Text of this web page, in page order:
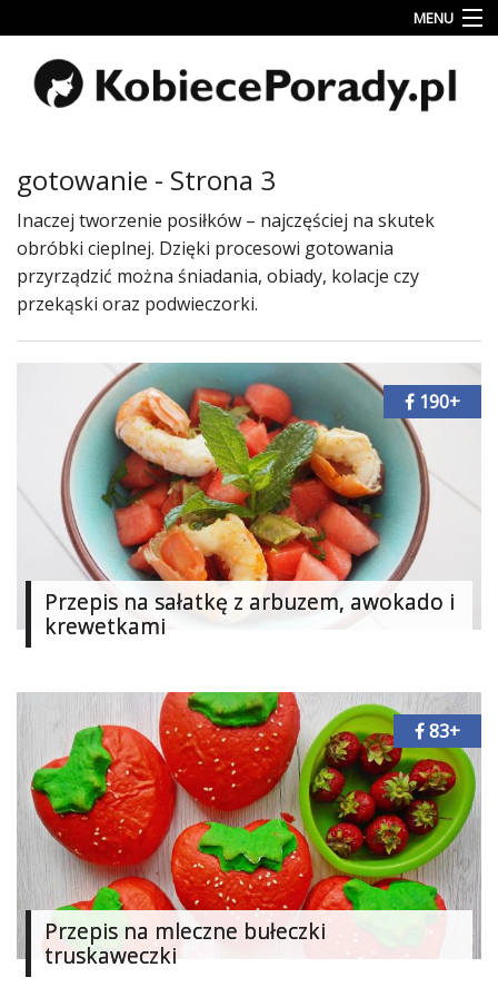
MENU
Uroda
Miłość
&
Dziecko
Przepisy
Wnętrza
Fitness
Wesele
Moda
Porady
ekspertów
Blogerek
Konkursy
Recenzje
gotowanie - Strona 3
Inaczej tworzenie posiłków – najczęściej na skutek
obróbki cieplnej. Dzięki procesowi gotowania
przyrządzić można śniadania, obiady, kolacje czy
przekąski oraz podwieczorki.
Przepis na sałatkę z arbuzem, awokado i
krewetkami
190+
Przepis na mleczne bułeczki
truskaweczki
83+